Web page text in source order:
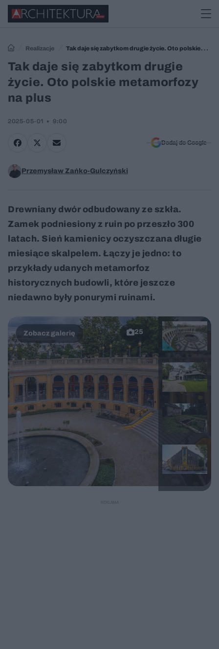
Realizacje
Tak daje się zabytkom drugie życie. Oto polskie
metamorfozy na plus
Tak daje się zabytkom drugie
życie. Oto polskie metamorfozy
na plus
2025-05-01 9:00
Dodaj do Google
Przemysław Zańko-Gulczyński
Drewniany dwór odbudowany ze szkła.
Zamek podniesiony z ruin po przeszło 300
latach. Sień kamienicy oczyszczana długie
miesiące skalpelem. Łączy je jedno: to
przykłady udanych metamorfoz
historycznych budowli, które jeszcze
niedawno były ponurymi ruinami.
25